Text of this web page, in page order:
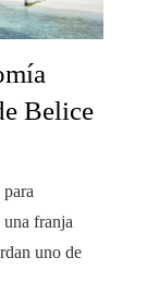
Belice
franja
uno de